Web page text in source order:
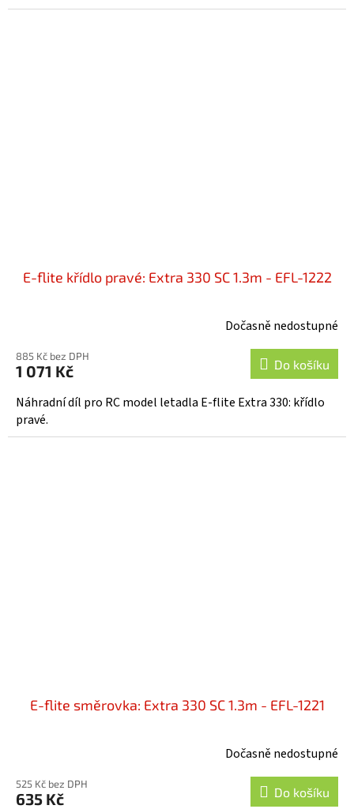
E-flite křídlo pravé: Extra 330 SC 1.3m - EFL-1222
Dočasně nedostupné
885 Kč bez DPH
1 071 Kč Do košíku
Náhradní díl pro RC model letadla E-flite Extra 330: křídlo
pravé.
E-flite směrovka: Extra 330 SC 1.3m - EFL-1221
Dočasně nedostupné
525 Kč bez DPH
635 Kč Do košíku